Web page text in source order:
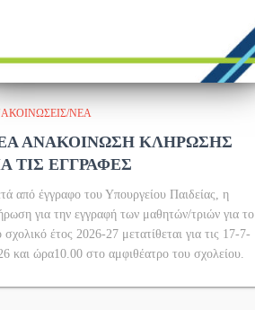
ΝΈΑ
ΑΝΑΚΟΙΝΩΣΗ ΚΛΗΡΩΣΗΣ
ΤΙΣ ΕΓΓΡΑΦΕΣ
από έγγραφο του Υπουργείου Παιδείας, η
για την εγγραφή των μαθητών/τριών για το
σχολικό έτος 2026-27 μετατίθεται για τις 17-7-
και ώρα10.00 στο αμφιθέατρο του σχολείου.